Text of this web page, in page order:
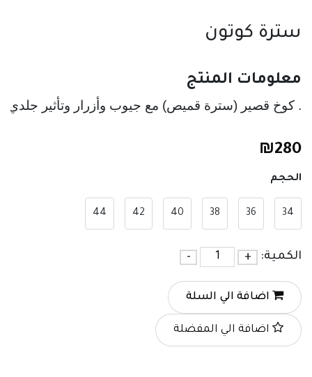
سترة كوتون
معلومات المنتج
. كوخ قصير (سترة قميص) مع جيوب وأزرار وتأثير جلدي.
₪280
الحجم
34
36
38
40
42
44
الكمية: +
-
اضافة الي السلة
اضافة الي المفضلة